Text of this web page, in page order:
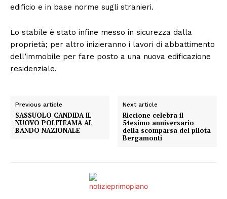
edificio e in base norme sugli stranieri.
Lo stabile è stato infine messo in sicurezza dalla
proprietà; per altro inizieranno i lavori di abbattimento
dell’immobile per fare posto a una nuova edificazione
residenziale.
Previous article
SASSUOLO CANDIDA IL
NUOVO POLITEAMA AL
BANDO NAZIONALE
Next article
Riccione celebra il
54esimo anniversario
della scomparsa del pilota
Bergamonti